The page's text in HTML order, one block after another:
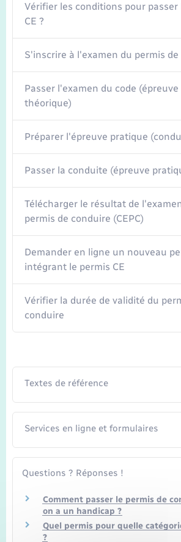
Vérifier les conditions pour passer
CE ?
S'inscrire à l'examen du permis
Passer l'examen du code (épreuve
théorique)
Préparer l'épreuve pratique
Passer la conduite (épreuve
Télécharger le résultat de
permis de conduire (CEPC)
Demander en ligne un nouveau
intégrant le permis CE
Vérifier la durée de validité du
conduire
Textes de référence
Services en ligne et formulaires
Questions ? Réponses !
Comment passer le permis de
on a un handicap ?
Quel permis pour quelle
?